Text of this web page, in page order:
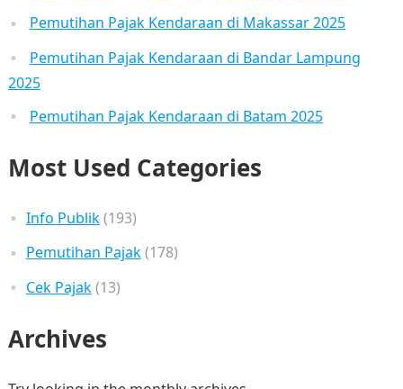
Pemutihan Pajak Kendaraan di Makassar 2025
Pemutihan Pajak Kendaraan di Bandar Lampung
2025
Pemutihan Pajak Kendaraan di Batam 2025
Most Used Categories
Info Publik(193)
Pemutihan Pajak(178)
Cek Pajak(13)
Archives